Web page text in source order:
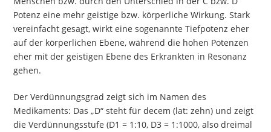
Potenz eine mehr geistige bzw. körperliche Wirkung. Stark
vereinfacht gesagt, wirkt eine sogenannte Tiefpotenz eher
auf der körperlichen Ebene, während die hohen Potenzen
eher mit der geistigen Ebene des Erkrankten in Resonanz
gehen.
Der Verdünnungsgrad zeigt sich im Namen des
Medikaments: Das „D“ steht für decem (lat: zehn) und zeigt
die Verdünnungsstufe (D1 = 1:10, D3 = 1:1000, also dreimal